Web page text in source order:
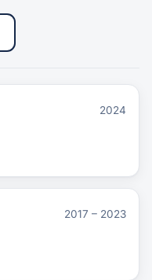
2024
2017 – 2023